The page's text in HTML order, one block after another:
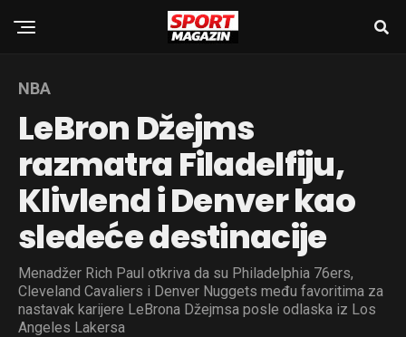
NBA
LeBron Džejms
razmatra Filadelfiju,
Klivlend i Denver kao
sledeće destinacije
Menadžer Rich Paul otkriva da su Philadelphia 76ers,
Cleveland Cavaliers i Denver Nuggets među favoritima za
nastavak karijere LeBrona Džejmsa posle odlaska iz Los
Angeles Lakersa